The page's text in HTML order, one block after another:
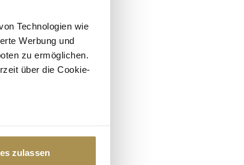
Technologien wie
Werbung und
zu ermöglichen.
über die Cookie-
im
zulassen